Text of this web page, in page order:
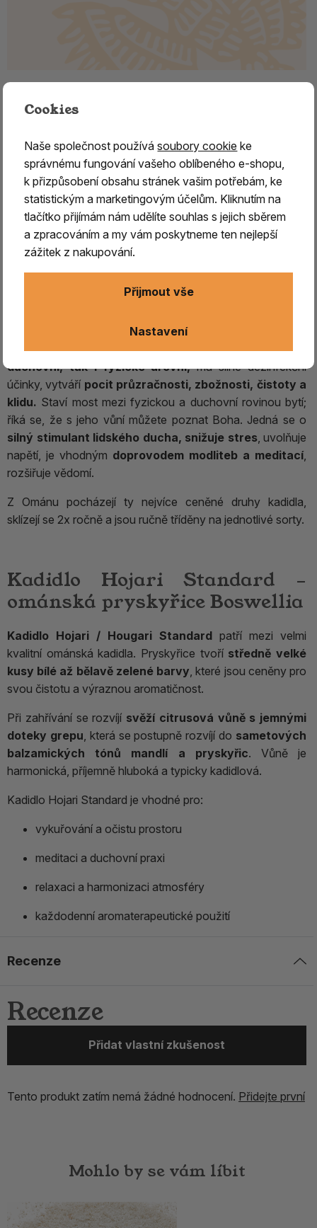
KADIDLO Omán Hojari/Hougari
Standard
Různé druhy kadidlovníkuz čeledi březulovitých,
rostoucí především v Arábii, Jemenu, Ománu,
Somálsku, ale i v Indii, produkují nejznámější a
nejproslulejší pryskyřici –kadidlo, zvané též olibanum.
Jehoužití spadá do nejstarších egyptských kultur
v průběhu dalších tisíciletí se stalo tím
náboženských či světských obřadech a rituálech.
signováno Slunci a má téměř univerzální použití,
Patří mezinejúčinnější čističe atmosféry jak na
duchovní, tak i fyzické úrovni,má silné dezinfekční
účinky, vytváří pocit průzračnosti, zbožnosti, čistoty a
klidu. Staví most mezi fyzickou a duchovní rovinou bytí;
říká se, že s jeho vůní můžete poznat Boha. Jedná se o
silný stimulant lidského ducha, snižuje stres, uvolňuje
napětí, je vhodným doprovodem modliteb a meditací,
rozšiřuje vědomí.
Z Ománu pocházejí ty nejvíce ceněné druhy kadidla,
sklízejí se 2x ročně a jsou ručně tříděny na jednotlivé sorty.
Kadidlo Hojari Standard –
ománská pryskyřice Boswellia
Kadidlo Hojari / Hougari Standard patří mezi velmi
kvalitní ománská kadidla. Pryskyřice tvoří středně velké
kusy bílé až bělavě zelené barvy , které jsou ceněny pro
svou čistotu a výraznou aromatičnost.
Při zahřívání se rozvíjí svěží citrusová vůně s jemnými
doteky grepu , která se postupně rozvíjí do sametových
balzamických tónů mandlí a pryskyřic. Vůně je
harmonická, příjemně hluboká a typicky kadidlová.
Kadidlo Hojari Standard je vhodné pro:
vykuřování a očistu prostoru
meditaci a duchovní praxi
relaxaci a harmonizaci atmosféry
každodenní aromaterapeutické použití
Recenze
Recenze
Přidat vlastní zkušenost
Tento produkt zatím nemá žádné hodnocení. Přidejte první
Mohlo by se vám líbit
Cookies
Naše společnost používásoubory cookie ke
správnému fungování vašeho oblíbeného e-shopu,
k přizpůsobení obsahu stránek vašim potřebám, ke
statistickým a marketingovým účelům. Kliknutím na
tlačítko přijímám nám udělíte souhlas s jejich sběrem
a zpracováním a my vám poskytneme ten nejlepší
zážitek z nakupování.
Nastavení
Přijmout vše